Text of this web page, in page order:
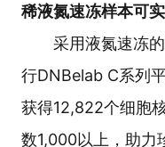
稀液氮速冻样本可
采用液氮速冻
行DNBelab C系列
获得12,822个细胞
数1,000以上，助力